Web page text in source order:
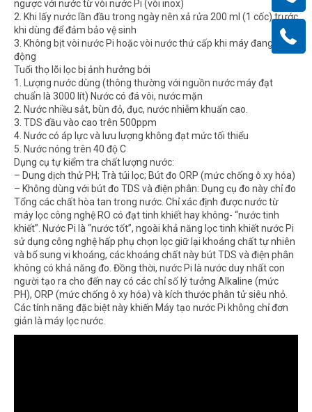
ngược với nước từ vòi nước Pi (vòi inox)
2. Khi lấy nước lần đầu trong ngày nên xả rửa 200 ml (1 cốc) trước
khi dùng để đảm bảo vệ sinh
3. Không bịt vòi nước Pi hoặc vòi nước thứ cấp khi máy đang hoạt
động
Tuổi thọ lõi lọc bị ảnh hưởng bởi
1. Lượng nước dùng (thông thường với nguồn nước máy đạt
chuẩn là 3000 lít) Nước có đá vôi, nước mặn
2. Nước nhiều sắt, bùn đỏ, đục, nước nhiễm khuẩn cao.
3. TDS đầu vào cao trên 500ppm
4. Nước có áp lực và lưu lượng không đạt mức tối thiểu
5. Nước nóng trên 40 độ C
Dụng cụ tự kiểm tra chất lượng nước:
– Dung dịch thử PH; Trà túi lọc; Bút đo ORP (mức chống ô xy hóa)
– Không dùng với bút đo TDS và điện phân: Dụng cụ đo này chỉ đo
Tổng các chất hòa tan trong nước. Chỉ xác định được nước từ
máy lọc công nghệ RO có đạt tinh khiết hay không- “nước tinh
khiết”. Nước Pi là “nước tốt”, ngoài khả năng lọc tinh khiết nước Pi
sử dụng công nghệ hấp phụ chọn lọc giữ lại khoáng chất tự nhiên
và bổ sung vi khoáng, các khoáng chất này bút TDS và điện phân
không có khả năng đo. Đồng thời, nước Pi là nước duy nhất con
người tạo ra cho đến nay có các chỉ số lý tưởng Alkaline (mức
PH), ORP (mức chống ô xy hóa) và kích thước phân tử siêu nhỏ.
Các tính năng đặc biệt này khiến Máy tạo nước Pi không chỉ đơn
giản là máy lọc nước.